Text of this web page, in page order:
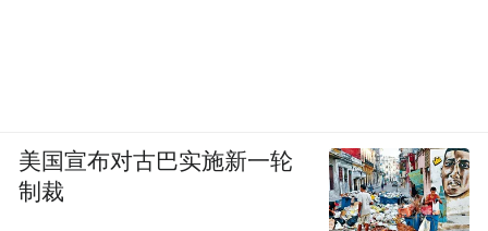
美国宣布对古巴实施新一轮
制裁